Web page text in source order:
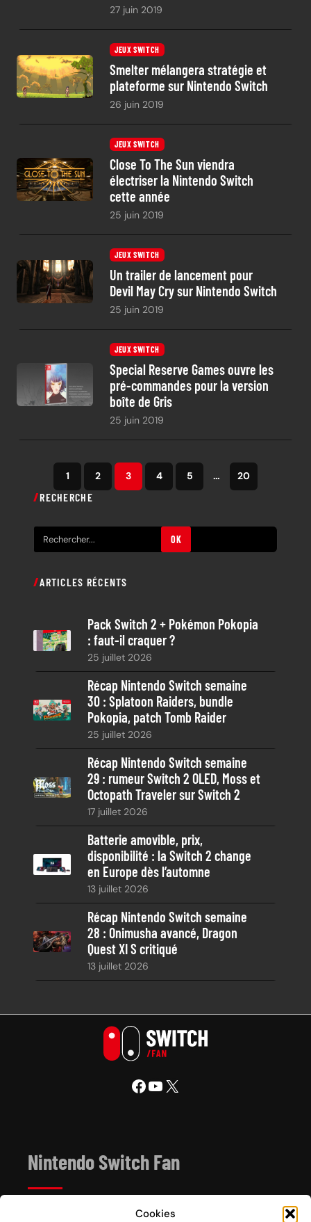
Cookies
27 juin 2019
JEUX SWITCH
Smelter mélangera stratégie et
plateforme sur Nintendo Switch
26 juin 2019
JEUX SWITCH
Close To The Sun viendra
électriser la Nintendo Switch
cette année
25 juin 2019
JEUX SWITCH
Un trailer de lancement pour
Devil May Cry sur Nintendo Switch
25 juin 2019
JEUX SWITCH
Special Reserve Games ouvre les
pré-commandes pour la version
boîte de Gris
25 juin 2019
1 2 3 4 5 … 20
RECHERCHE
e
h
OK
ARTICLES RÉCENTS
Pack Switch 2 + Pokémon Pokopia
: faut-il craquer ?
25 juillet 2026
Récap Nintendo Switch semaine
30 : Splatoon Raiders, bundle
Pokopia, patch Tomb Raider
25 juillet 2026
Récap Nintendo Switch semaine
29 : rumeur Switch 2 OLED, Moss et
Octopath Traveler sur Switch 2
17 juillet 2026
Batterie amovible, prix,
disponibilité : la Switch 2 change
en Europe dès l’automne
13 juillet 2026
Récap Nintendo Switch semaine
28 : Onimusha avancé, Dragon
Quest XI S critiqué
13 juillet 2026
Facebook YouTube X
Nintendo Switch Fan
Depuis 2017, Nintendo Switch Fan est un site de